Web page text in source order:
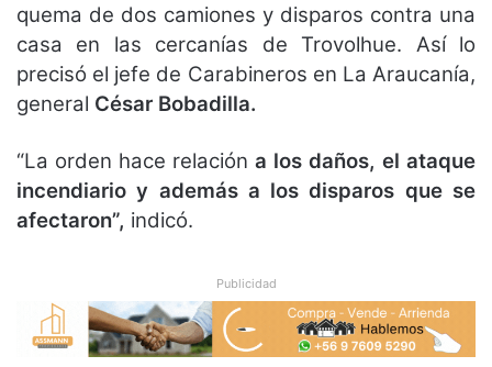
quema de dos camiones y disparos contra una
casa en las cercanías de Trovolhue. Así lo
precisó el jefe de Carabineros en La Araucanía,
general César Bobadilla.
“La orden hace relación a los daños, el ataque
incendiario y además a los disparos que se
afectaron”, indicó.
Publicidad